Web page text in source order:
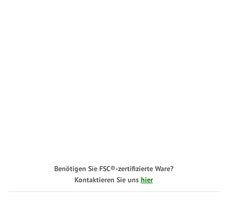
Benötigen Sie FSC®-zertifizierte Ware?
Kontaktieren Sie uns hier